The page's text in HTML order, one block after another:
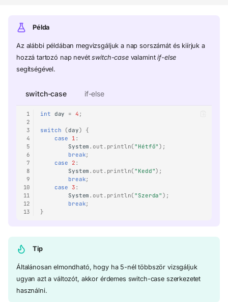
Példa
Az alábbi példában megvizsgáljuk a nap sorszámát és kiírjuk a
hozzá tartozó nap nevétswitch-casevalamintif-else
segítségével.
switch-case if-else
1
2
3
4
5
6
7
8
9
10
11
12
13
int day = 4 ;
switch (day)
{
case
1 :
System . out . println("Hétfő" );
break;
case
2 :
System . out . println("Kedd");
break;
case 3 :
System . out . println("Szerda" );
break;
}
Tip
Általánosan elmondható, hogy ha 5-nél többször vizsgáljuk
ugyan azt a változót, akkor érdemes switch-case szerkezetet
használni.